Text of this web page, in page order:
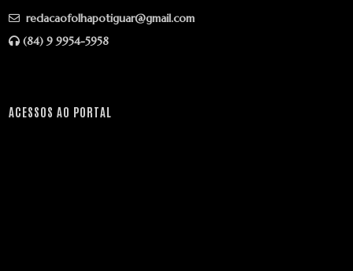
redacaofolhapotiguar@gmail.com
(84) 9 9954-5958
ACESSOS AO PORTAL